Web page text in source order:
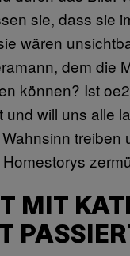
sie, dass sie
wären
dem die
können? Ist
und will uns alle
treiben
MIT